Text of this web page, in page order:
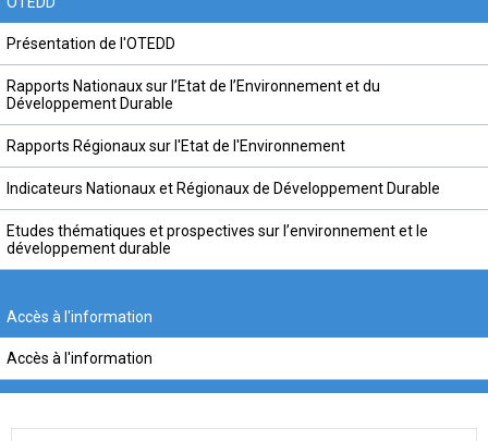
Présentation de l'OTEDD
Rapports Nationaux sur l’Etat de l’Environnement et du
Développement Durable
Rapports Régionaux sur l'Etat de l'Environnement
Indicateurs Nationaux et Régionaux de Développement Durable
Etudes thématiques et prospectives sur l’environnement et le
développement durable
Accès à l'information
Accès à l'information